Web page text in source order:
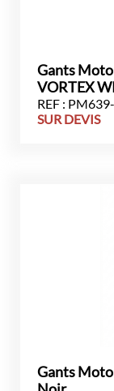
Gants
VORTEX
REF :
SUR DEVIS
Gants Moto